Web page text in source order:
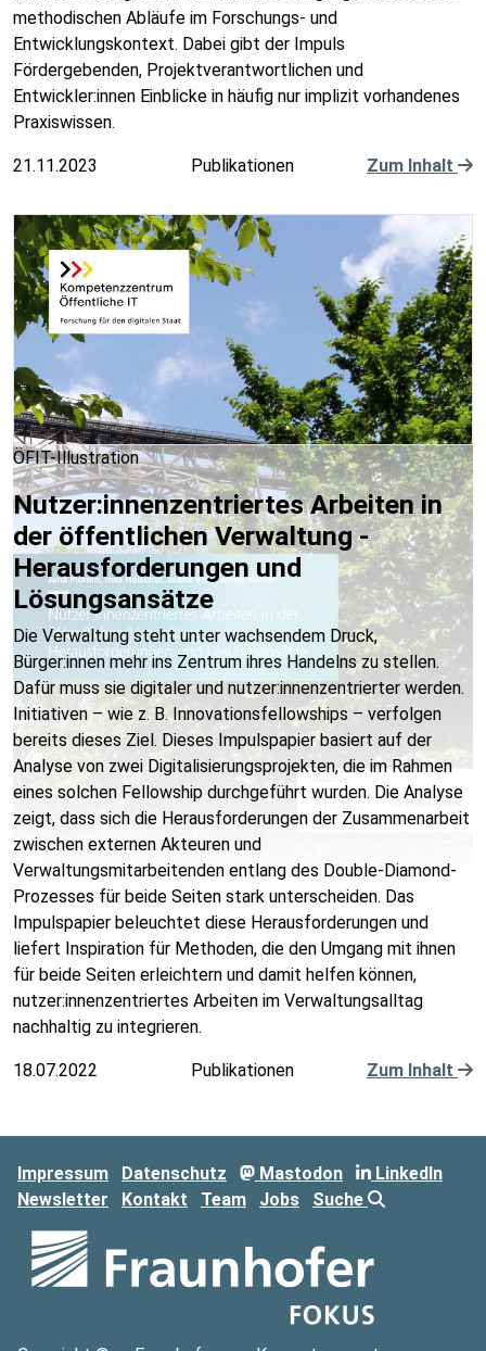
methodischen Abläufe im Forschungs- und
Entwicklungskontext. Dabei gibt der Impuls
Fördergebenden, Projektverantwortlichen und
Entwickler:innen Einblicke in häufig nur implizit vorhandenes
Praxiswissen.
21.11.2023 Publikationen Zum Inhalt
ÖFIT-Illustration
Nutzer:innenzentriertes Arbeiten in
der öffentlichen Verwaltung -
Herausforderungen und
Lösungsansätze
Die Verwaltung steht unter wachsendem Druck,
Bürger:innen mehr ins Zentrum ihres Handelns zu stellen.
Dafür muss sie digitaler und nutzer:innenzentrierter werden.
Initiativen – wie z. B. Innovationsfellowships – verfolgen
bereits dieses Ziel. Dieses Impulspapier basiert auf der
Analyse von zwei Digitalisierungsprojekten, die im Rahmen
eines solchen Fellowship durchgeführt wurden. Die Analyse
zeigt, dass sich die Herausforderungen der Zusammenarbeit
zwischen externen Akteuren und
Verwaltungsmitarbeitenden entlang des Double-Diamond-
Prozesses für beide Seiten stark unterscheiden. Das
Impulspapier beleuchtet diese Herausforderungen und
liefert Inspiration für Methoden, die den Umgang mit ihnen
für beide Seiten erleichtern und damit helfen können,
nutzer:innenzentriertes Arbeiten im Verwaltungsalltag
nachhaltig zu integrieren.
18.07.2022 Publikationen Zum Inhalt
Impressum Datenschutz Mastodon
LinkedIn
Newsletter
Kontakt Team Jobs Suche